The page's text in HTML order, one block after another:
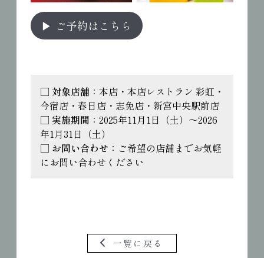
▶ ご予約はこちら
□ 対象店舗 ：本店・本店レストラン 彩虹・
今宿店・春日店・志免店・新宮中央駅前店
□ 実施期間 ：2025年11月1日（土）～2026
年1月31日（土）
□ お問い合わせ ：ご希望の店舗までお気軽
にお問い合わせください
一覧に戻る